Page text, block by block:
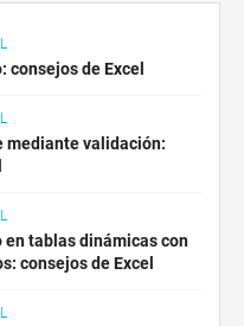
consejos de Excel
mediante validación:
tablas dinámicas con
consejos de Excel